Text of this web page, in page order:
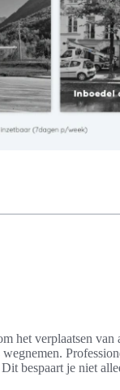
het verplaatsen
bespaart je niet